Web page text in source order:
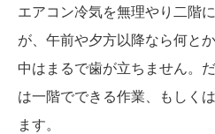
エアコン冷気を無理やり二階
が、午前や夕方以降なら何と
中はまるで歯が立ちません。
は一階でできる作業、もしく
ます。